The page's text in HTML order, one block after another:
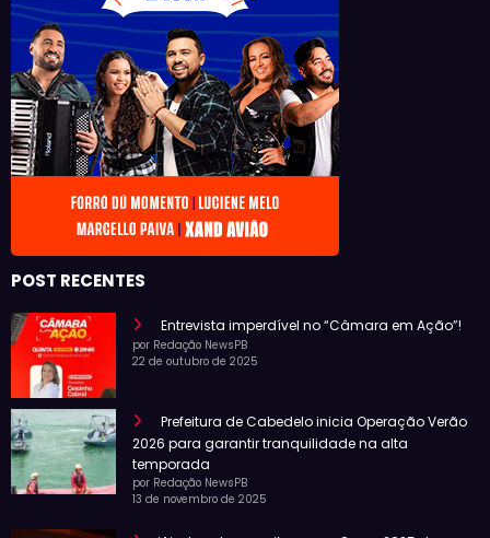
POST RECENTES
Entrevista imperdível no “Câmara em Ação”!
por Redação NewsPB
22 de outubro de 2025
Prefeitura de Cabedelo inicia Operação Verão
2026 para garantir tranquilidade na alta
temporada
por Redação NewsPB
13 de novembro de 2025